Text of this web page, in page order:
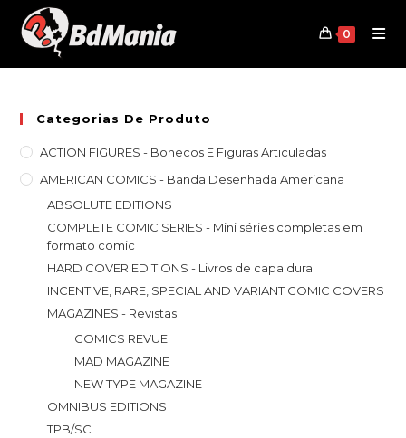
content
0
Categorias De Produto
ACTION FIGURES - Bonecos E Figuras Articuladas
AMERICAN COMICS - Banda Desenhada Americana
ABSOLUTE EDITIONS
COMPLETE COMIC SERIES - Mini séries completas em
formato comic
HARD COVER EDITIONS - Livros de capa dura
INCENTIVE, RARE, SPECIAL AND VARIANT COMIC COVERS
MAGAZINES - Revistas
COMICS REVUE
MAD MAGAZINE
NEW TYPE MAGAZINE
OMNIBUS EDITIONS
TPB/SC